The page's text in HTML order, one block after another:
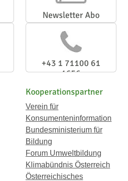
Newsletter Abo
+43 1 71100 61
1656
Kooperationspartner
Verein für
Konsumenteninformation
Bundesministerium für
Bildung
Forum Umweltbildung
Klimabündnis Österreich
Österreichisches